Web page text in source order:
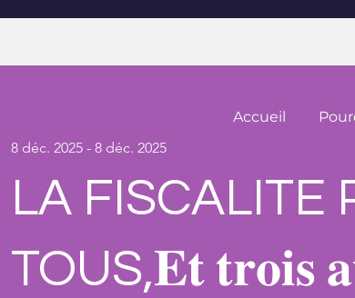
Accueil
LA FISCALITE
TOUS,𝐄𝐭 𝐭𝐫𝐨𝐢𝐬
8 déc. 2025 - 8 déc. 2025